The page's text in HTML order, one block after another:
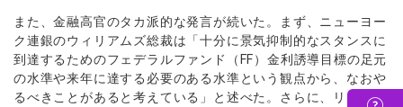
また、金融高官のタカ派的な発言が続いた。まず、ニューヨー
ク連銀のウィリアムズ総裁は「十分に景気抑制的なスタンスに
到達するためのフェデラルファンド（FF）金利誘導目標の足元
の水準や来年に達する必要のある水準という観点から、なおや
るべきことがあると考えている」と述べた。さらに、リッチモ